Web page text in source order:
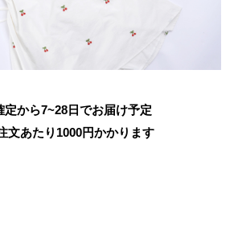
定から7~28日でお届け予定
文あたり 1000円かかります